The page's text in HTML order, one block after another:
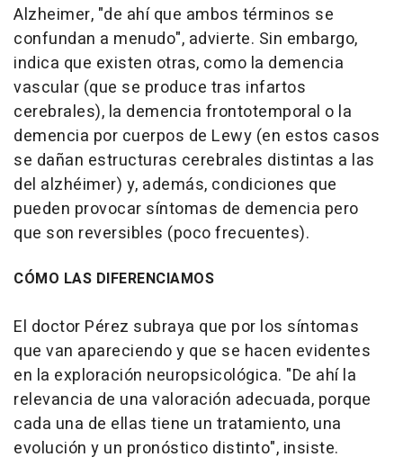
Alzheimer, "de ahí que ambos términos se
confundan a menudo", advierte. Sin embargo,
indica que existen otras, como la demencia
vascular (que se produce tras infartos
cerebrales), la demencia frontotemporal o la
demencia por cuerpos de Lewy (en estos casos
se dañan estructuras cerebrales distintas a las
del alzhéimer) y, además, condiciones que
pueden provocar síntomas de demencia pero
que son reversibles (poco frecuentes).
CÓMO LAS DIFERENCIAMOS
El doctor Pérez subraya que por los síntomas
que van apareciendo y que se hacen evidentes
en la exploración neuropsicológica. "De ahí la
relevancia de una valoración adecuada, porque
cada una de ellas tiene un tratamiento, una
evolución y un pronóstico distinto", insiste.